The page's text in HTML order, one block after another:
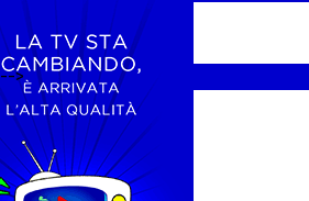
-->